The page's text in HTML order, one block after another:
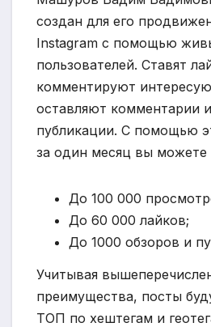
создан для его
Instagram с помощью
пользователей. Ставят
комментируют
оставляют комментарии
публикации. С помощью
за один месяц вы можете
До 100 000
До 60 000 лайков;
До 1000 обзоров и
Учитывая
преимущества, посты
ТОП по хештегам и